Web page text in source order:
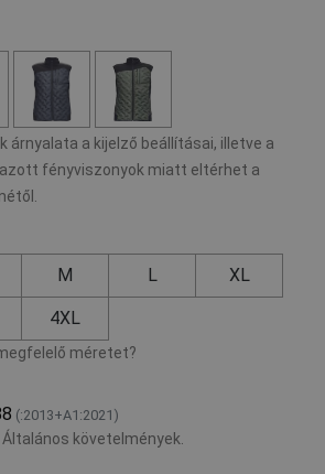
árnyalata a kijelző beállításai, illetve a
fényviszonyok miatt eltérhet a
M L XL
4XL
méretet?
(:2013+A1:2021)
követelmények.